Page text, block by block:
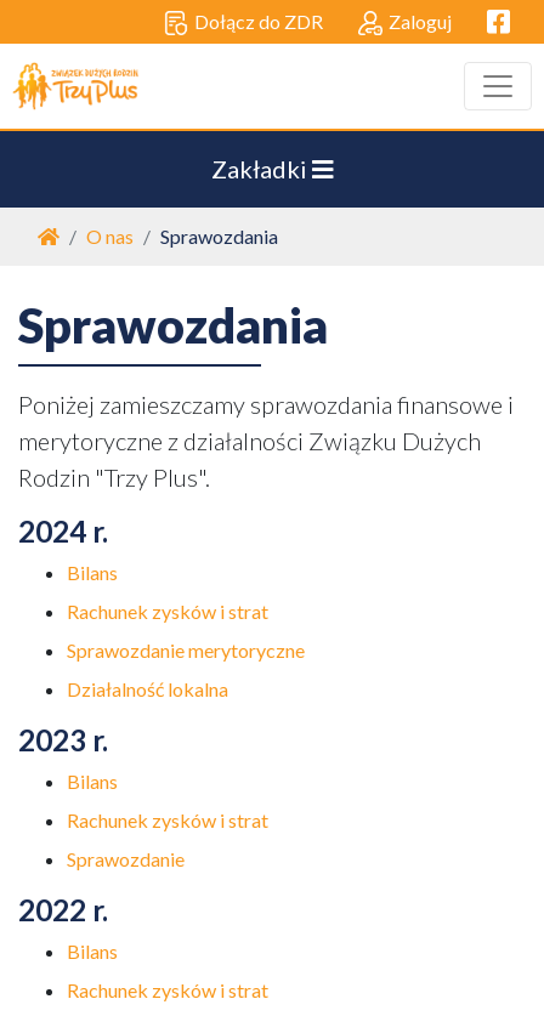
Dołącz do ZDR Zaloguj
Zakładki
Strona główna
O nas Sprawozdania
Sprawozdania
Poniżej zamieszczamy sprawozdania finansowe i
merytoryczne z działalności Związku Dużych
Rodzin "Trzy Plus".
2024 r.
Bilans
Rachunek zysków i strat
Sprawozdanie merytoryczne
Działalność lokalna
2023 r.
Bilans
Rachunek zysków i strat
Sprawozdanie
2022 r.
Bilans
Rachunek zysków i strat